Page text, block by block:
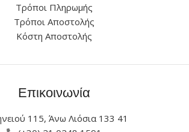
Τρόποι Πληρωμής
Τρόποι Αποστολής
Κόστη Αποστολής
Επικοινωνία
115, Άνω Λιόσια 133 41